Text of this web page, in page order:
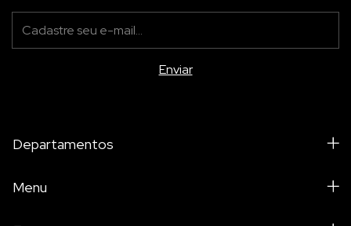
Departamentos
Menu